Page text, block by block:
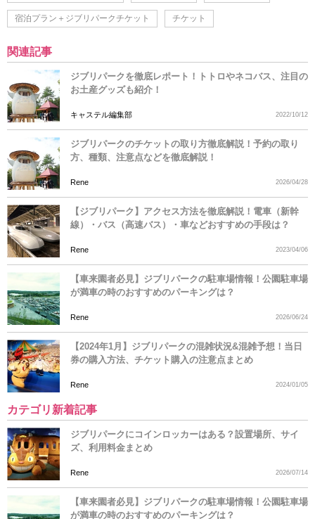
宿泊プラン＋ジブリパークチケット チケット
関連記事
ジブリパークを徹底レポート！トトロやネコバス、注目の
お土産グッズも紹介！
キャステル編集部 2022/10/12
ジブリパークのチケットの取り方徹底解説！予約の取り
方、種類、注意点などを徹底解説！
Rene 2026/04/28
【ジブリパーク】アクセス方法を徹底解説！電車（新幹
線）・バス（高速バス）・車などおすすめの手段は？
Rene 2023/04/06
【車来園者必見】ジブリパークの駐車場情報！公園駐車場
が満車の時のおすすめのパーキングは？
Rene 2026/06/24
【2024年1月】ジブリパークの混雑状況&混雑予想！当日
券の購入方法、チケット購入の注意点まとめ
Rene 2024/01/05
カテゴリ新着記事
ジブリパークにコインロッカーはある？設置場所、サイ
ズ、利用料金まとめ
Rene 2026/07/14
【車来園者必見】ジブリパークの駐車場情報！公園駐車場
が満車の時のおすすめのパーキングは？